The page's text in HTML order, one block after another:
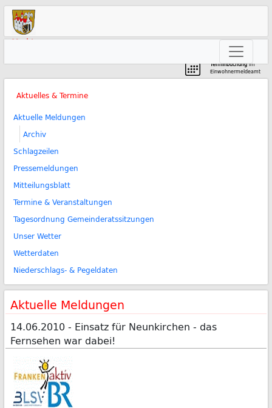
Markt
Terminbuchungim
Einwohnermeldeamt
Aktuelles & Termine
Aktuelle Meldungen
Archiv
Schlagzeilen
Pressemeldungen
Mitteilungsblatt
Termine & Veranstaltungen
Tagesordnung Gemeinderatssitzungen
Unser Wetter
Wetterdaten
Niederschlags- & Pegeldaten
Aktuelle Meldungen
14.06.2010 - Einsatz für Neunkirchen - das
Fernsehen war dabei!